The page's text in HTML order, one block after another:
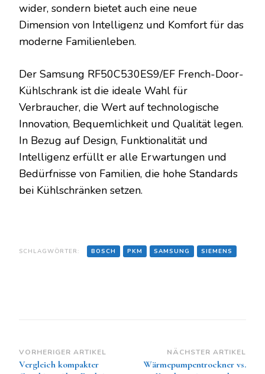
wider, sondern bietet auch eine neue
Dimension von Intelligenz und Komfort für das
moderne Familienleben.
Der Samsung RF50C530ES9/EF French-Door-
Kühlschrank ist die ideale Wahl für
Verbraucher, die Wert auf technologische
Innovation, Bequemlichkeit und Qualität legen.
In Bezug auf Design, Funktionalität und
Intelligenz erfüllt er alle Erwartungen und
Bedürfnisse von Familien, die hohe Standards
bei Kühlschränken setzen.
SCHLAGWÖRTER: BOSCH PKM SAMSUNG SIEMENS
Beitragsnavigation
VORHERIGER ARTIKEL
Vergleich kompakter
NÄCHSTER ARTIKEL
Wärmepumpentrockner vs.